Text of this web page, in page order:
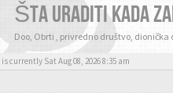
ŠTA URADITI KADA
Doo, Obrti , privredno društvo,
is currently Sat Aug 08, 2026 8:35 am